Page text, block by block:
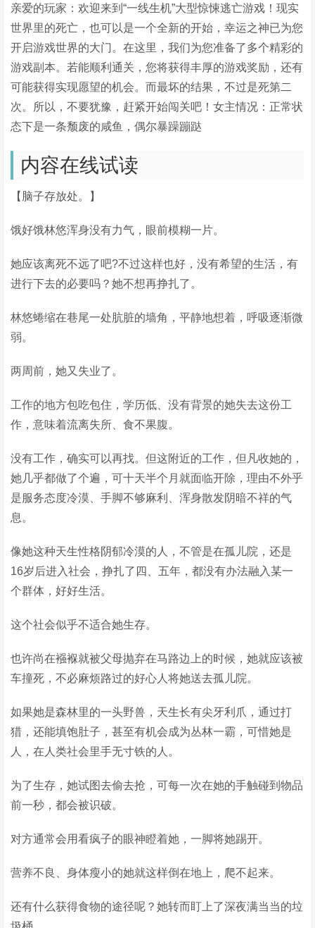
亲爱的玩家：欢迎来到“一线生机”大型惊悚逃亡游戏！现实
世界里的死亡，也可以是一个全新的开始，幸运之神已为您
开启游戏世界的大门。在这里，我们为您准备了多个精彩的
游戏副本。若能顺利通关，您将获得丰厚的游戏奖励，还有
可能获得实现愿望的机会。而最坏的结果，不过是死第二
次。所以，不要犹豫，赶紧开始闯关吧！女主情况：正常状
态下是一条颓废的咸鱼，偶尔暴躁蹦跶
内容在线试读
【脑子存放处。】
饿好饿林悠浑身没有力气，眼前模糊一片。
她应该离死不远了吧?不过这样也好，没有希望的生活，有
进行下去的必要吗？她不想再挣扎了。
林悠蜷缩在巷尾一处肮脏的墙角，平静地想着，呼吸逐渐微
弱。
两周前，她又失业了。
工作的地方包吃包住，学历低、没有背景的她失去这份工
作，意味着流离失所、食不果腹。
没有工作，确实可以再找。但这附近的工作，但凡收她的，
她几乎都做了个遍，可十天半个月就面临开除，理由不外乎
是服务态度冷漠、手脚不够麻利、浑身散发阴暗不祥的气
息。
像她这种天生性格阴郁冷漠的人，不管是在孤儿院，还是
16岁后进入社会，挣扎了四、五年，都没有办法融入某一
个群体，好好生活。
这个社会似乎不适合她生存。
也许尚在襁褓就被父母抛弃在马路边上的时候，她就应该被
车撞死，不必麻烦路过的好心人将她送去孤儿院。
如果她是森林里的一头野兽，天生长有尖牙利爪，通过打
猎，还能填饱肚子，甚至有机会成为丛林一霸，可惜她是
人，在人类社会里手无寸铁的人。
为了生存，她试图去偷去抢，可每一次在她的手触碰到物品
前一秒，都会被识破。
对方通常会用看疯子的眼神瞪着她，一脚将她踢开。
营养不良、身体瘦小的她就这样倒在地上，爬不起来。
还有什么获得食物的途径呢？她转而盯上了深夜满当当的垃